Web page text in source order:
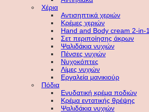
Χέρια
Αντισηπτικά χεριών
Κρέμες χεριών
Hand and Body cream 2-in-1
Σετ περιποίησης άκρων
Ψαλιδάκια νυχιών
Πένσες νυχιών
Νυχοκόπτες
Λίμες νυχιών
Εργαλεία μανικιούρ
Πόδια
Ενυδατική κρέμα ποδιών
Κρέμα εντατικής θρέψης
Ψαλιδάκια νυχιών